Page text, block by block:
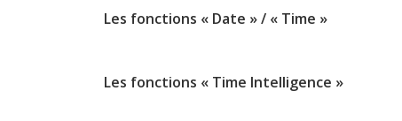
Les fonctions « Date » / « Time »
Les fonctions « Time Intelligence »